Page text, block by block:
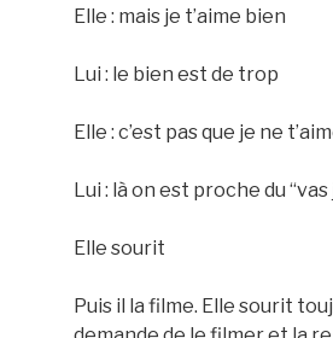
Elle : mais je t’aime bien
Lui : le bien est de trop
Elle : c’est pas que je ne
Lui : là on est proche du
Elle sourit
Puis il la filme. Elle sourit